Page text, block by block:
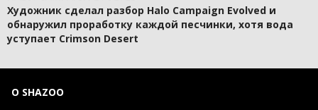
Художник сделал разбор Halo Campaign Evolved и
обнаружил проработку каждой песчинки, хотя вода
уступает Crimson Desert
О SHAZOO